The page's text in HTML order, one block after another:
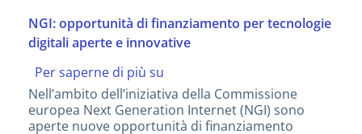
NGI: opportunità di finanziamento per tecnologie
digitali aperte e innovative
Per saperne di più su
opportunità
di
finanziamento
Nell’ambito dell’iniziativa della Commissione
europea Next Generation Internet (NGI) sono
aperte nuove opportunità di finanziamento